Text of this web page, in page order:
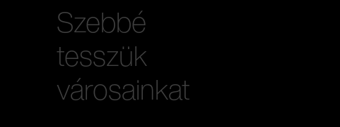
Szebbé
tesszük
városainkat